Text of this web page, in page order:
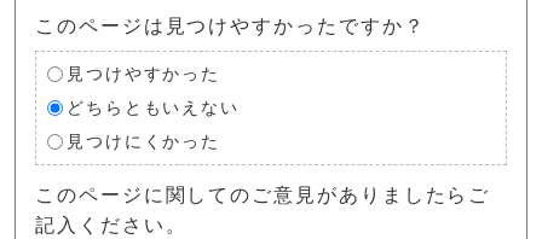
このページは見つけやすかったですか？
見つけやすかった
どちらともいえない
見つけにくかった
このページに関してのご意見がありましたらご
記入ください。